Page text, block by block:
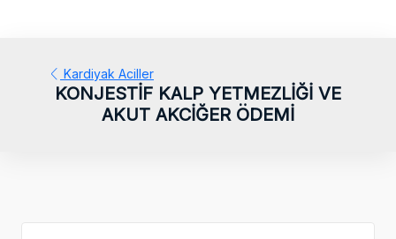
Kardiyak Aciller
KONJESTİF KALP YETMEZLİĞİ VE
AKUT AKCİĞER ÖDEMİ